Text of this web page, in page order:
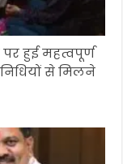
हुई महत्वपूर्ण
से मिलने